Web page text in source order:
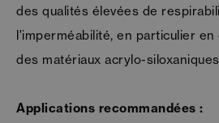
des qualités élevées de
l'imperméabilité, en particulier
des matériaux acrylo-
Applications recommandées :